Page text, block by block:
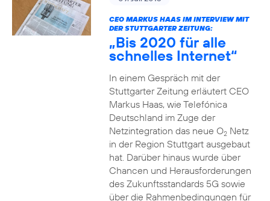
CEO MARKUS HAAS IM INTERVIEW MIT
DER STUTTGARTER ZEITUNG:
„Bis 2020 für alle
schnelles Internet“
In einem Gespräch mit der
Stuttgarter Zeitung erläutert CEO
Markus Haas, wie Telefónica
Deutschland im Zuge der
Netzintegration das neue O2Netz
in der Region Stuttgart ausgebaut
hat. Darüber hinaus wurde über
Chancen und Herausforderungen
des Zukunftsstandards 5G sowie
über die Rahmenbedingungen für